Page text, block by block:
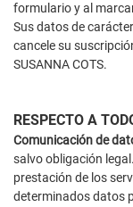
formulario y al
Sus datos de
cancele su
SUSANNA COTS.
RESPECTO A
Comunicación de
salvo obligación
prestación de los
determinados datos